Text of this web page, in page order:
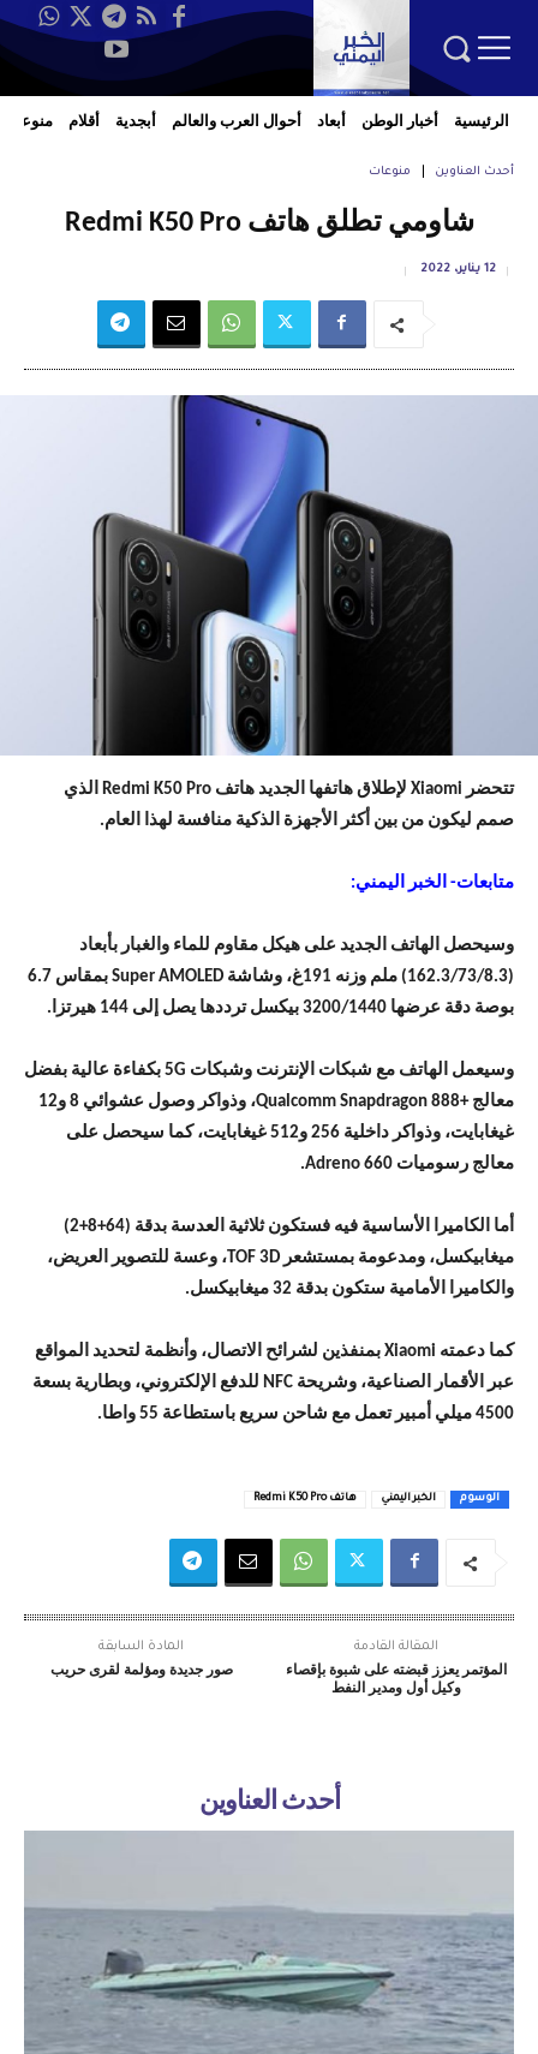
الرئيسية أخبار الوطن أبعاد أحوال العرب والعالم أبجدية أقلام منوعات
أحدث العناوين منوعات
شاومي تطلق هاتف Redmi K50 Pro
12 يناير، 2022
تتحضر Xiaomi لإطلاق هاتفها الجديد هاتف Redmi K50 Pro الذي
صمم ليكون من بين أكثر الأجهزة الذكية منافسة لهذا العام.
متابعات- الخبر اليمني:
وسيحصل الهاتف الجديد على هيكل مقاوم للماء والغبار بأبعاد
(162.3/73/8.3) ملم وزنه 191غ، وشاشة Super AMOLED بمقاس 6.7
بوصة دقة عرضها 3200/1440 بيكسل ترددها يصل إلى 144 هيرتزا.
وسيعمل الهاتف مع شبكات الإنترنت وشبكات 5G بكفاءة عالية بفضل
معالج +Qualcomm Snapdragon 888، وذواكر وصول عشوائي 8 و12
غيغابايت، وذواكر داخلية 256 و512 غيغابايت، كما سيحصل على
معالج رسوميات Adreno 660.
أما الكاميرا الأساسية فيه فستكون ثلاثية العدسة بدقة (64+8+2)
ميغابيكسل، ومدعومة بمستشعر TOF 3D، وعسة للتصوير العريض،
والكاميرا الأمامية ستكون بدقة 32 ميغابيكسل.
كما دعمته Xiaomi بمنفذين لشرائح الاتصال، وأنظمة لتحديد المواقع
عبر الأقمار الصناعية، وشريحة NFC للدفع الإلكتروني، وبطارية بسعة
4500 ميلي أمبير تعمل مع شاحن سريع باستطاعة 55 واطا.
الوسوم الخبر اليمني هاتف Redmi K50 Pro
المادة السابقة
صور جديدة ومؤلمة لقرى حريب
المقالة القادمة
المؤتمر يعزز قبضته على شبوة بإقصاء
وكيل أول ومدير النفط
أحدث العناوين